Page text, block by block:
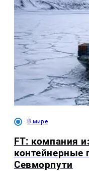
В мире
FT: компания
контейнерные
Севморпути